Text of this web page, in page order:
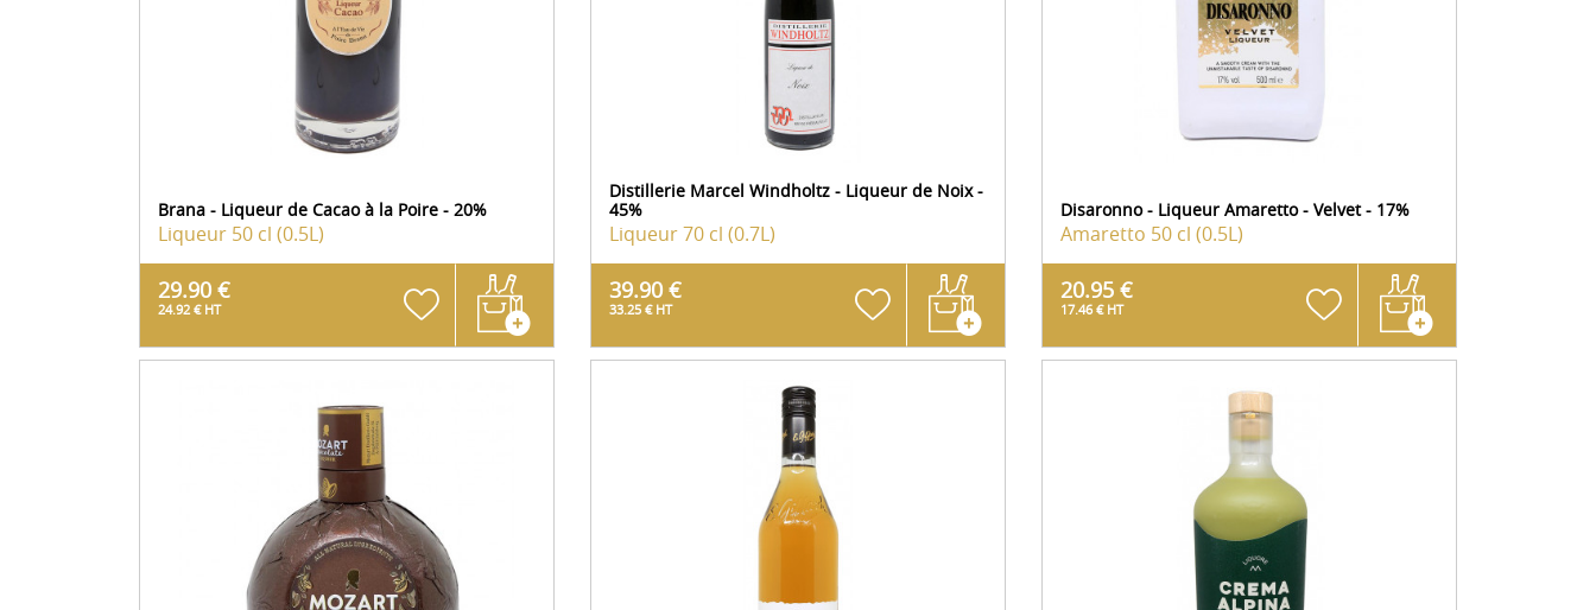
Brana - Liqueur de Cacao à la Poire - 20%
Liqueur 50 cl (0.5L)
29.90 €
24.92 € HT
Distillerie Marcel Windholtz - Liqueur de Noix -
45%
Liqueur70 cl (0.7L)
39.90 €
33.25 € HT
Disaronno - Liqueur Amaretto - Velvet - 17%
Amaretto 50 cl (0.5L)
20.95 €
17.46 € HT